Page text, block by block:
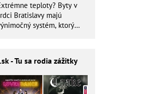
teploty? Byty v
Bratislavy majú
systém, ktorý
.sk - Tu sa rodia zážitky